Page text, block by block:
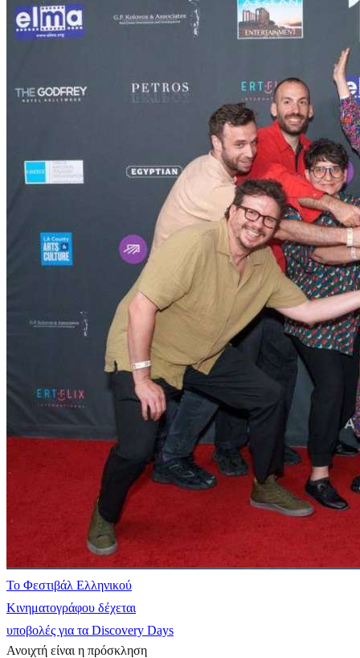
Το Φεστιβάλ Ελληνικού
Κινηματογράφου δέχεται
υποβολές για τα Discovery Days
Ανοιχτή είναι η πρόσκληση